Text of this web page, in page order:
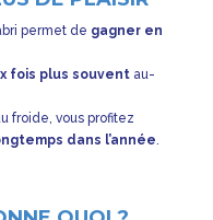
permet de gagner en
fois plus souventau-
froide, vous profitez
dans l’année